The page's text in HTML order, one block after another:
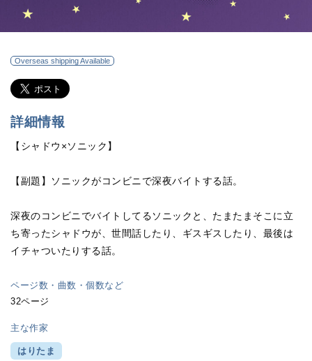
Overseas shipping Available
詳細情報
【シャドウ×ソニック】
【副題】ソニックがコンビニで深夜バイトする話。
深夜のコンビニでバイトしてるソニックと、たまたまそこに立
ち寄ったシャドウが、世間話したり、ギスギスしたり、最後は
イチャついたりする話。
ページ数・曲数・個数など
32ページ
主な作家
はりたま